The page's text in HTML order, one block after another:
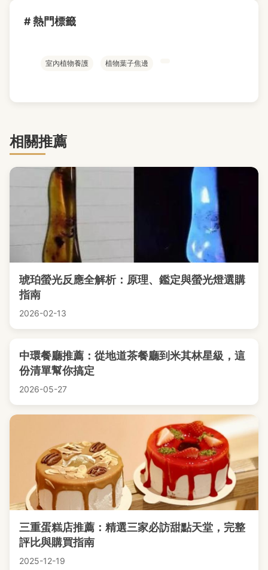
# 熱門標籤
室內植物養護 植物葉子焦邊
相關推薦
琥珀螢光反應全解析：原理、鑑定與螢光燈選購
指南
2026-02-13
中環餐廳推薦：從地道茶餐廳到米其林星級，這
份清單幫你搞定
2026-05-27
三重蛋糕店推薦：精選三家必訪甜點天堂，完整
評比與購買指南
2025-12-19